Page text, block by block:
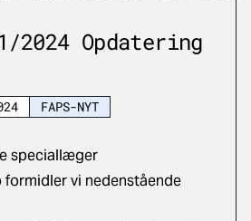
2024 Opdatering
FAPS-NYT
speciallæger
formidler vi nedenstående